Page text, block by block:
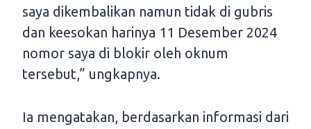
saya dikembalikan namun tidak di gubris
dan keesokan harinya 11 Desember 2024
nomor saya di blokir oleh oknum
tersebut,” ungkapnya.
Ia mengatakan, berdasarkan informasi dari